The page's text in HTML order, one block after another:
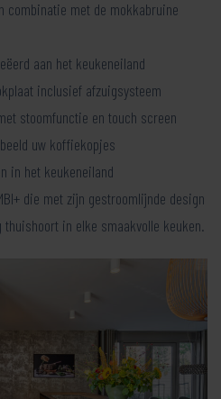
combinatie met de mokkabruine
aan het keukeneiland
inclusief afzuigsysteem
stoomfunctie en touch screen
uw koffiekopjes
in het keukeneiland
die met zijn gestroomlijnde design
in elke smaakvolle keuken.